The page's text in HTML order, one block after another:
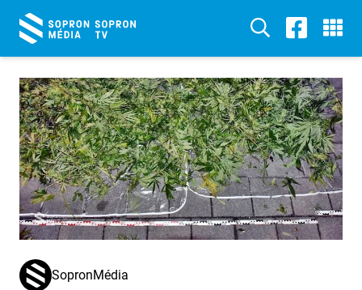
SopronMédia